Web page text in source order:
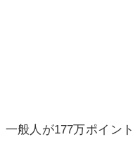
般人が177万ポイント